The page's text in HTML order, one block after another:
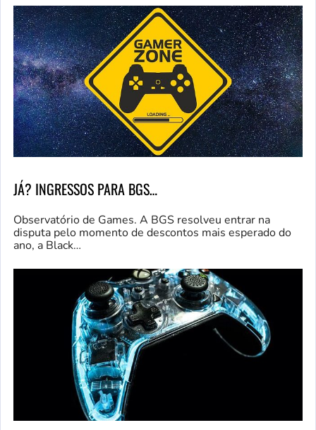
JÁ? INGRESSOS PARA BGS…
Observatório de Games. A BGS resolveu entrar na
disputa pelo momento de descontos mais esperado do
ano, a Black…